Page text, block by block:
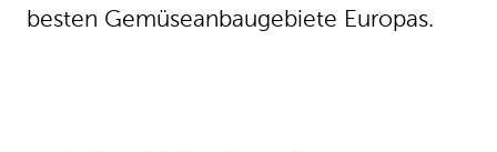
besten Gemüseanbaugebiete Europas.